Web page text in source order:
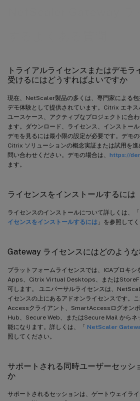
トライアルライセンスまたはデモラ
受けるにはどうすればよいですか
現在、NetScaler製品の多くは、専門家による包
デモ体験として提供されています。Citrix エキス
ユースケース、アクティブなプロジェクトに合
ます。ダウンロード、ライセンス、インストー
デモを見るには最小限の設定が必要です。デモ
Citrix ソリューションの概念実証または試用を
問い合わせください。デモの場合は、 https://
ます。
ライセンスをインストールするには
ライセンスのインストールについて詳しくは、「
イセンスをインストールするには 」を参照してく
Gateway ライセンスにはどのよう
プラットフォームライセンスでは、ICAプロキ
Apps、Citrix Virtual Desktops、または
可します。 ユニバーサルライセンスは、
イセンスの上にあるアドオンライセンスです。
Accessクライアント、SmartAccessログオン
Hub、Secure Web、またはSecure Mail からネ
能になります。詳しくは、「 NetScaler
照してください。
サポートされる同時ユーザーセッシ
か
サポートされるセッションは、ゲートウェイラ